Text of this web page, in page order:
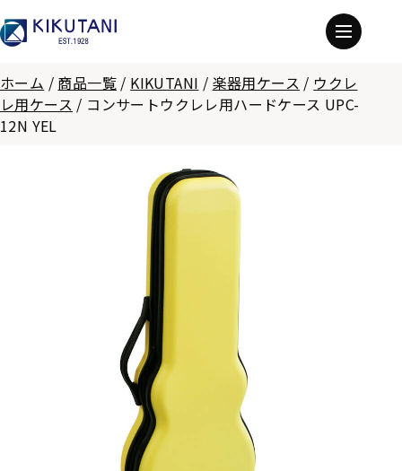
ホーム / 商品一覧 / KIKUTANI / 楽器用ケース / ウクレ
レ用ケース / コンサートウクレレ用ハードケース UPC-
12N YEL